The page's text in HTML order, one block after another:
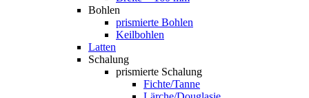
Bohlen
prismierte Bohlen
Keilbohlen
Latten
Schalung
prismierte Schalung
Fichte/Tanne